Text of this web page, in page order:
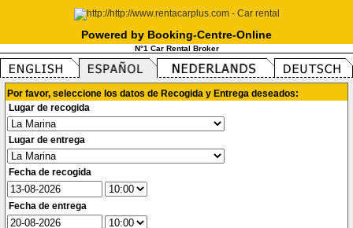
Powered by Booking-Centre-Online
N°1 Car Rental Broker
Por favor, seleccione los datos de Recogida y Entrega deseados:
Lugar de recogida
Lugar de entrega
Fecha de recogida
Fecha de entrega